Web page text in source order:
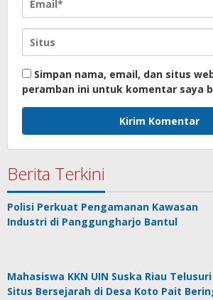
Simpan nama, email, dan situs
peramban ini untuk komentar saya
Berita Terkini
Polisi Perkuat Pengamanan Kawasan
Industri di Panggungharjo Bantul
Mahasiswa KKN UIN Suska Riau Telusuri
Situs Bersejarah di Desa Koto Pait